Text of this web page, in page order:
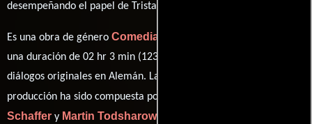
desempeñando el papel de Tristan (
Es una obra de género Comedia
una duración de 02 hr 3 min (123 minutos), esta película tiene
diálogos originales en Alemán. La banda sonora para esta
producción ha sido compuesta por
Schaffer y Martin Todsharow